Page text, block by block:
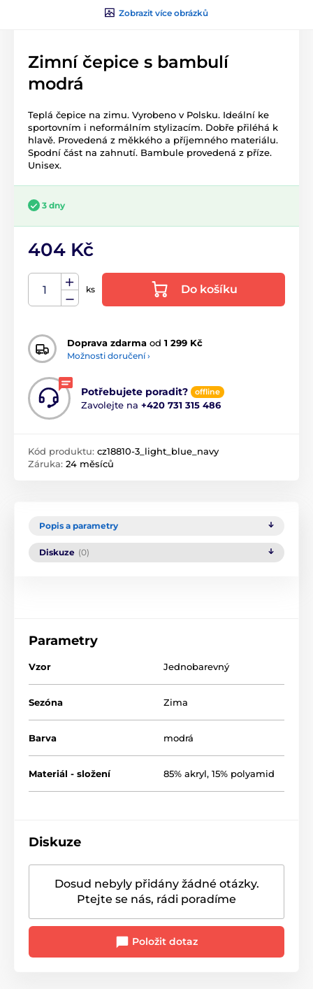
Zobrazit více obrázků
Zimní čepice s bambulí
modrá
Teplá čepice na zimu. Vyrobeno v Polsku. Ideální ke
sportovním i neformálním stylizacím. Dobře přiléhá k
hlavě. Provedená z měkkého a příjemného materiálu.
Spodní část na zahnutí. Bambule provedená z příze.
Unisex.
3 dny
404 Kč
ks Do košíku
Doprava zdarma od 1 299 Kč
Možnosti doručení ›
Potřebujete poradit? offline
Zavolejte na +420 731 315 486
Kód produktu: cz18810-3_light_blue_navy
Záruka: 24 měsíců
Popis a parametry
Diskuze (0)
Parametry
Vzor Jednobarevný
Sezóna Zima
Barva modrá
Materiál - složení 85% akryl, 15% polyamid
Diskuze
Dosud nebyly přidány žádné otázky.
Ptejte se nás, rádi poradíme
Položit dotaz